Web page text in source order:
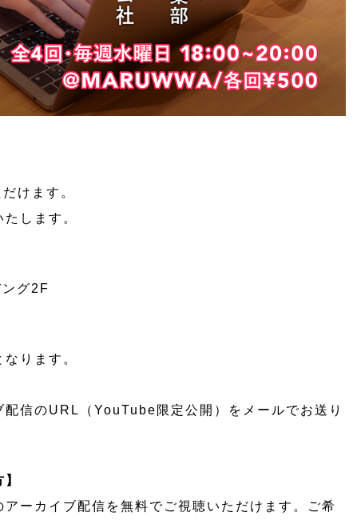
けます。
します。
グ2F
ります。
信のURL（YouTube限定公開）をメールでお送り
ーカイブ配信を無料でご視聴いただけます。ご希